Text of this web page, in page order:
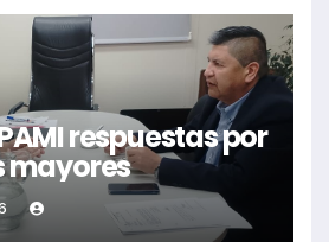
respuestas por
mayores